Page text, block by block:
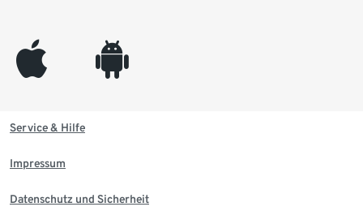
appleinc android
Service & Hilfe
Impressum
Datenschutz und Sicherheit